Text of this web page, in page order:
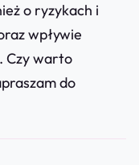
o ryzykach i
wpływie
Czy warto
do